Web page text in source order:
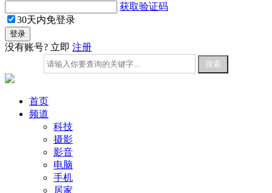
获取验证码
30天内免登录
没有账号? 立即 注册
首页
频道
科技
摄影
影音
电脑
手机
居家